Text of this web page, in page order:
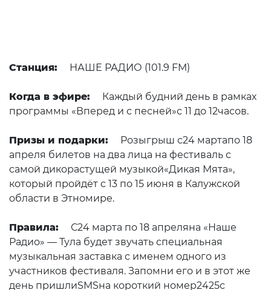
Станция: НАШЕ РАДИО (101.9 FM)
Когда в эфире:
Каждый будний день в рамках
программы «Вперед и с песней»с 11 до 12часов.
Призы и подарки:
Розыгрыш с24 мартапо 18
апреля билетов на два лица на фестиваль с
самой дикорастущей музыкой«Дикая Мята»,
который пройдёт с 13 по 15 июня в Калужской
области в Этномире.
Правила:
С24 марта по 18 апреляна «Наше
Радио» — Тула будет звучать специальная
музыкальная заставка с именем одного из
участников фестиваля. Запомни его и в этот же
день пришлиSMSна короткий номер2425с